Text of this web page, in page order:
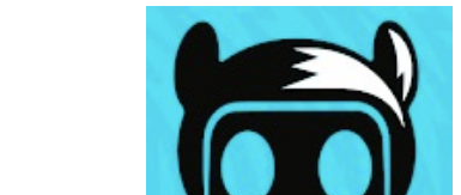
os resultados.
os cupons Zee Now ou ofertas.(Se houver